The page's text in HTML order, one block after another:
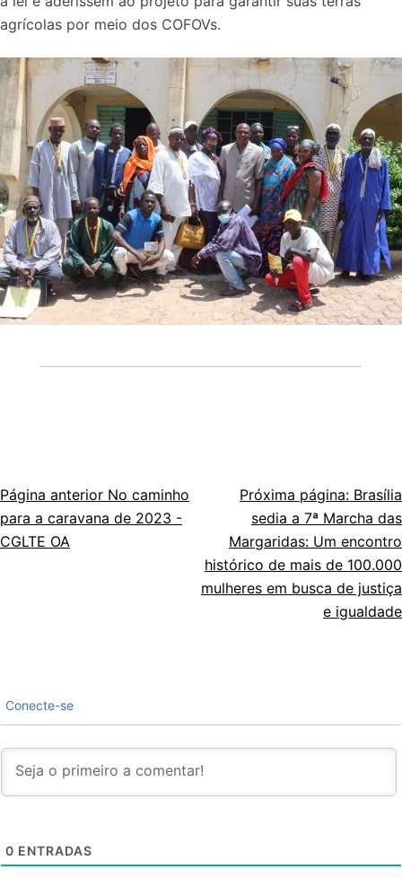
agrícolas por meio dos COFOVs.
Navegação
de
Página anterior No caminho
para a caravana de 2023 -
CGLTE OA
Próxima página: Brasília
sedia a 7ª Marcha das
Margaridas: Um encontro
histórico de mais de 100.000
mulheres em busca de justiça
e igualdade
Conecte-se
0 ENTRADAS